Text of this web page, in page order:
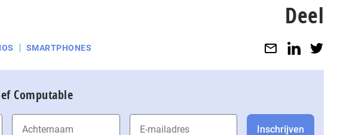
IOS SMARTPHONES
Deel
Computable